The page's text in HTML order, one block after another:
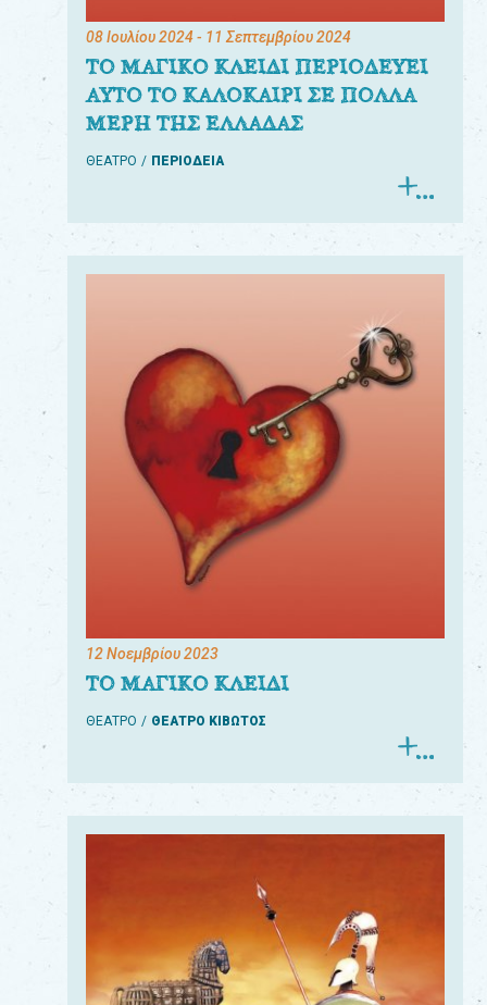
08 Ιουλίου 2024- 11 Σεπτεμβρίου 2024
ΤΟ ΜΑΓΙΚΟ ΚΛΕΙΔΙ ΠΕΡΙΟΔΕΥΕΙ
ΑΥΤΟ ΤΟ ΚΑΛΟΚΑΙΡΙ ΣΕ ΠΟΛΛΑ
ΜΕΡΗ ΤΗΣ ΕΛΛΑΔΑΣ
ΘΕΑΤΡΟ ΠΕΡΙΟΔΕΙΑ
12 Νοεμβρίου 2023
ΤΟ ΜΑΓΙΚΟ ΚΛΕΙΔΙ
ΘΕΑΤΡΟ ΘΕΑΤΡΟ ΚΙΒΩΤΟΣ